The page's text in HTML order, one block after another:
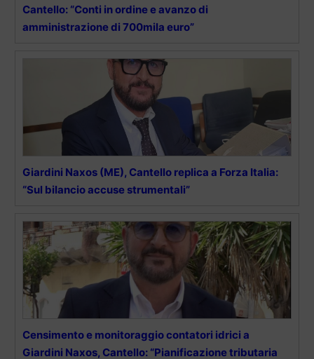
Cantello: “Conti in ordine e avanzo di
amministrazione di 700mila euro”
Giardini Naxos (ME), Cantello replica a Forza Italia:
“Sul bilancio accuse strumentali”
Censimento e monitoraggio contatori idrici a
Giardini Naxos, Cantello: “Pianificazione tributaria